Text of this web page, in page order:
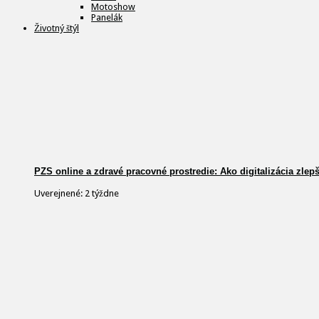
Motoshow
Panelák
Životný štýl
PZS online a zdravé pracovné prostredie: Ako digitalizácia
Uverejnené: 2 týždne